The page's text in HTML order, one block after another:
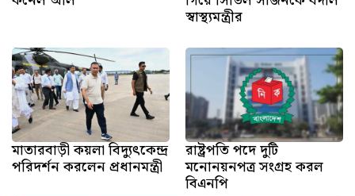
স্বাস্থ্যমন্ত্রীর
মাতারবাড়ী কয়লা বিদ্যুৎকেন্দ্র
পরিদর্শন করলেন প্রধানমন্ত্রী
রাষ্ট্রপতি পদে দুটি
মনোনয়নপত্র সংগ্রহ করল
বিএনপি